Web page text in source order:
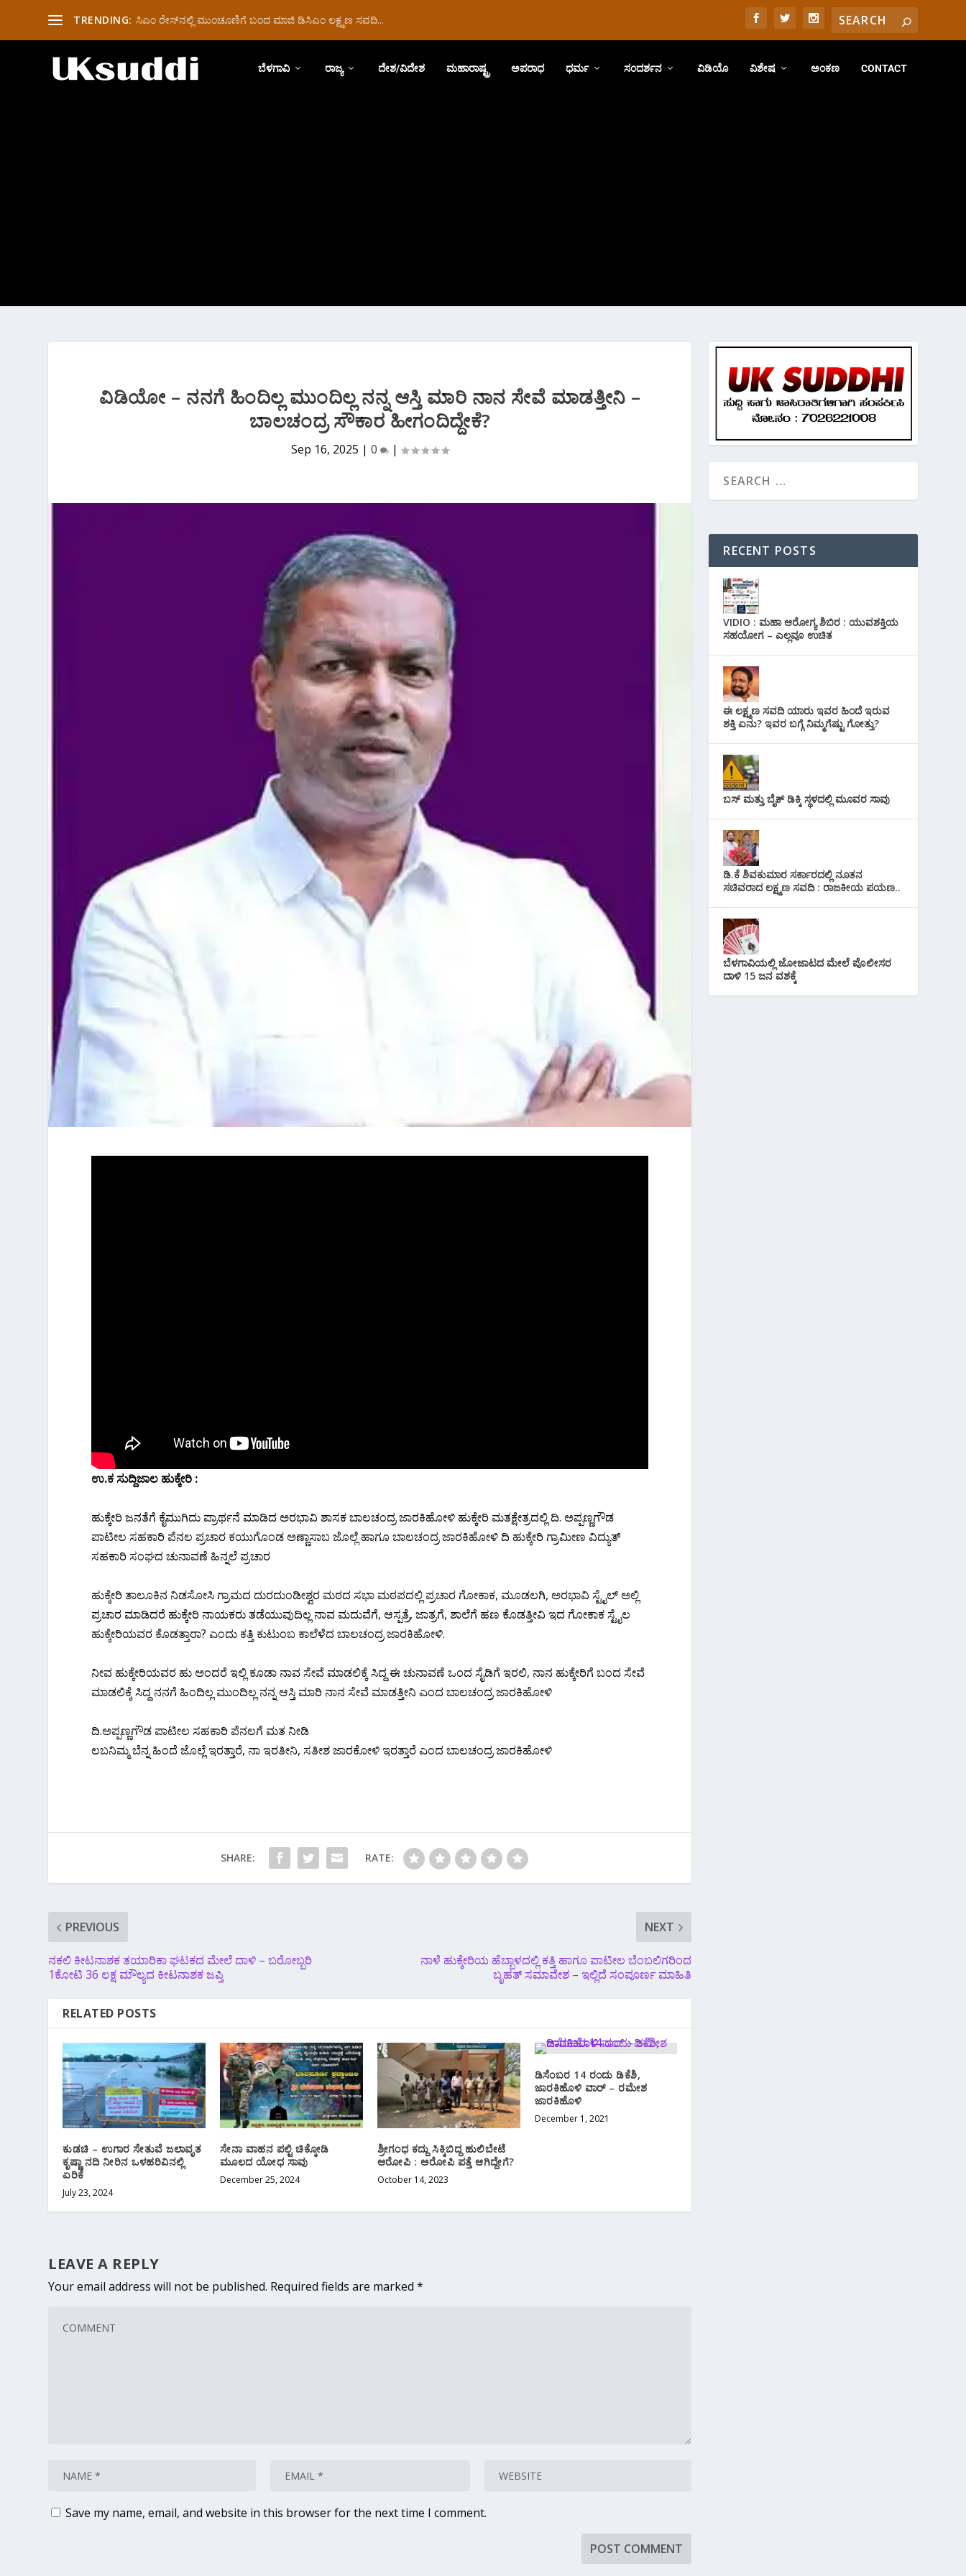
TRENDING: ಸಿಎಂ ರೇಸ್‌ನಲ್ಲಿ ಮುಂಚೂಣಿಗೆ ಬಂದ ಮಾಜಿ ಡಿಸಿಎಂ ಲಕ್ಷ್ಮಣ ಸವದಿ...
ಬೆಳಗಾವಿ ರಾಜ್ಯ ದೇಶ/ವಿದೇಶ ಮಹಾರಾಷ್ಟ್ರ ಅಪರಾಧ ಧರ್ಮ ಸಂದರ್ಶನ ವಿಡಿಯೊ ವಿಶೇಷ ಅಂಕಣ CONTACT
ವಿಡಿಯೋ – ನನಗೆ ಹಿಂದಿಲ್ಲ ಮುಂದಿಲ್ಲ ನನ್ನ ಆಸ್ತಿ ಮಾರಿ ನಾನ ಸೇವೆ ಮಾಡತ್ತೀನಿ‌ –
ಬಾಲಚಂದ್ರ ಸೌಕಾರ ಹೀಗಂದಿದ್ದೇಕೆ?
Sep 16, 2025 |0 |
ಉ.ಕ ಸುದ್ದಿಜಾಲ ಹುಕ್ಕೇರಿ :
ಹುಕ್ಕೇರಿ‌ ಜನತೆಗೆ ಕೈ‌ಮುಗಿದು ಪ್ರಾರ್ಥನೆ ಮಾಡಿದ ಅರಭಾವಿ‌ ಶಾಸಕ ಬಾಲಚಂದ್ರ ಜಾರಕಿಹೋಳಿ ಹುಕ್ಕೇರಿ ಮತಕ್ಷೇತ್ರದಲ್ಲಿ ದಿ. ಅಪ್ಪಣ್ಣಗೌಡ
ಪಾಟೀಲ ಸಹಕಾರಿ ಪೆನಲ ಪ್ರಚಾರ ಕಯುಗೊಂಡ ಅಣ್ಣಾಸಾಬ ಜೊಲ್ಲೆ ಹಾಗೂ ಬಾಲಚಂದ್ರ ಜಾರಕಿಹೋಳಿ ದಿ ಹುಕ್ಕೇರಿ ಗ್ರಾಮೀಣ ವಿದ್ಯುತ್
ಸಹಕಾರಿ ಸಂಘದ ಚುನಾವಣೆ ಹಿನ್ನಲೆ ಪ್ರಚಾರ
ಹುಕ್ಕೇರಿ ತಾಲೂಕಿನ‌ ನಿಡಸೋಸಿ ಗ್ರಾಮದ ದುರದುಂಡೀಶ್ವರ ಮಠದ ಸಭಾ ಮಠಪದಲ್ಲಿ ಪ್ರಚಾರ ಗೋಕಾಕ, ಮೂಡಲಗಿ, ಅರಭಾವಿ ಸ್ಟೈಲ್ ಅಲ್ಲಿ
ಪ್ರಚಾರ ಮಾಡಿದರೆ ಹುಕ್ಕೇರಿ ನಾಯಕರು ತಡೆಯುವುದಿಲ್ಲ ನಾವ ಮದುವೆಗೆ, ಆಸ್ಪತ್ರೆ, ಜಾತ್ರಗೆ, ಶಾಲೆಗೆ ಹಣ ಕೊಡತ್ತೀವಿ ಇದ ಗೋಕಾಕ ಸ್ಟೈಲ
ಹುಕ್ಕೇರಿಯವರ ಕೊಡತ್ತಾರಾ? ಎಂದು ಕತ್ತಿ ಕುಟುಂಬ ಕಾಲೆಳೆದ ಬಾಲಚಂದ್ರ ಜಾರಕಿಹೋಳಿ.
ನೀವ ಹುಕ್ಕೇರಿಯವರ ಹು ಅಂದರೆ ಇಲ್ಲಿ ಕೂಡಾ ನಾವ ಸೇವೆ ಮಾಡಲಿಕ್ಕೆ ಸಿದ್ದ ಈ ಚುನಾವಣೆ ಒಂದ ಸೈಡಿಗೆ ಇರಲಿ, ನಾನ ಹುಕ್ಕೇರಿಗೆ ಬಂದ ಸೇವೆ
ಮಾಡಲಿಕ್ಕೆ ಸಿದ್ದ ನನಗೆ ಹಿಂದಿಲ್ಲ ಮುಂದಿಲ್ಲ ನನ್ನ ಆಸ್ತಿ ಮಾರಿ ನಾನ ಸೇವೆ ಮಾಡತ್ತೀನಿ‌ ಎಂದ ಬಾಲಚಂದ್ರ ಜಾರಕಿಹೋಳಿ
ದಿ.ಅಪ್ಪಣ್ಣಗೌಡ ಪಾಟೀಲ ಸಹಕಾರಿ ಪೆನಲಗೆ ಮತ ನೀಡಿ
ಲಬನಿಮ್ಮ ಬೆನ್ನ ಹಿಂದೆ ಜೊಲ್ಲೆ ಇರತ್ತಾರೆ, ನಾ ಇರತೀನಿ, ಸತೀಶ ಜಾರಕೋಳಿ ಇರತ್ತಾರೆ ಎಂದ ಬಾಲಚಂದ್ರ ಜಾರಕಿಹೋಳಿ
SHARE: RATE:
PREVIOUS
ನಕಲಿ ಕೀಟನಾಶಕ ತಯಾರಿಕಾ ಘಟಕದ ಮೇಲೆ ದಾಳಿ – ಬರೋಬ್ಬರಿ
1ಕೋಟಿ 36 ಲಕ್ಷ ಮೌಲ್ಯದ ಕೀಟನಾಶಕ ಜಪ್ತಿ
NEXT
ನಾಳೆ ಹುಕ್ಕೇರಿಯ ಹೆಬ್ಬಾಳದಲ್ಲಿ ಕತ್ತಿ ಹಾಗೂ ಪಾಟೀಲ ಬೆಂಬಲಿಗರಿಂದ
ಬೃಹತ್ ಸಮಾವೇಶ – ಇಲ್ಲಿದೆ ಸಂಪೂರ್ಣ ಮಾಹಿತಿ
RELATED POSTS
ಕುಡಚಿ – ಉಗಾರ ಸೇತುವೆ ಜಲಾವೃತ
ಕೃಷ್ಣಾ ನದಿ ನೀರಿನ ಒಳಹರಿವಿನಲ್ಲಿ
ಏರಿಕೆ
July 23, 2024
ಸೇನಾ ವಾಹನ ಪಲ್ಟಿ ಚಿಕ್ಕೋಡಿ
ಮೂಲದ ಯೋಧ ಸಾವು
December 25, 2024
ಶ್ರೀಗಂಧ ಕದ್ದು ಸಿಕ್ಕಿಬಿದ್ದ ಹುಲಿಬೇಟೆ
ಆರೋಪಿ : ಅರೋಪಿ ಪತ್ತೆ ಆಗಿದ್ದೇಗೆ?
October 14, 2023
ಡಿಸೆಂಬರ 14 ರಂದು ಡಿಕೆಶಿ,
ಜಾರಕಿಹೊಳಿ ವಾರ್ – ರಮೇಶ
ಜಾರಕಿಹೊಳಿ
December 1, 2021
LEAVE A REPLY
Your email address will not be published. Required fields are marked*
Save my name, email, and website in this browser for the next time I comment.
RECENT POSTS
VIDIO : ಮಹಾ ಆರೋಗ್ಯ ಶಿಬಿರ : ಯುವಶಕ್ತಿಯ
ಸಹಯೋಗ – ಎಲ್ಲವೂ ಉಚಿತ
ಈ ಲಕ್ಷ್ಮಣ ಸವದಿ ಯಾರು ಇವರ ಹಿಂದೆ ಇರುವ
ಶಕ್ತಿ ಏನು? ಇವರ ಬಗ್ಗೆ ನಿಮ್ಮಗೆಷ್ಟು ಗೋತ್ತು?
ಬಸ್ ಮತ್ತು ಬೈಕ್ ಡಿಕ್ಕಿ ಸ್ಥಳದಲ್ಲಿ ಮೂವರ ಸಾವು
ಡಿ.ಕೆ ಶಿವಕುಮಾರ ಸರ್ಕಾರದಲ್ಲಿ ನೂತನ
ಸಚಿವರಾದ ಲಕ್ಷ್ಮಣ ಸವದಿ : ರಾಜಕೀಯ ಪಯಣ..
ಬೆಳಗಾವಿಯಲ್ಲಿ ಜೋಜಾಟದ ಮೇಲೆ ಪೊಲೀಸರ
ದಾಳಿ 15 ಜನ ವಶಕ್ಕೆ